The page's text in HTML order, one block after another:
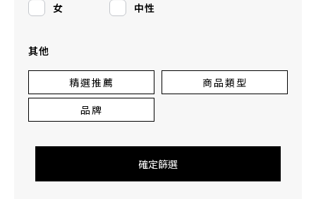
女
中性
其他
精選推薦
商品類型
品牌
確定篩選